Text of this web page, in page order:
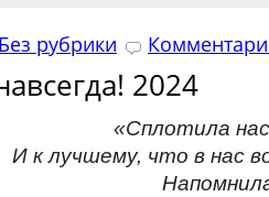
Без рубрики
2024
«Сплотила
И к лучшему, что в нас